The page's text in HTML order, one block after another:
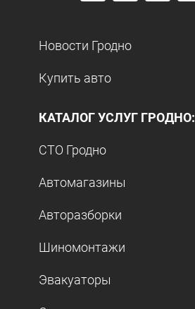
Новости Гродно
Купить авто
КАТАЛОГ УСЛУГ ГРОДНО:
СТО Гродно
Автомагазины
Авторазборки
Шиномонтажи
Эвакуаторы